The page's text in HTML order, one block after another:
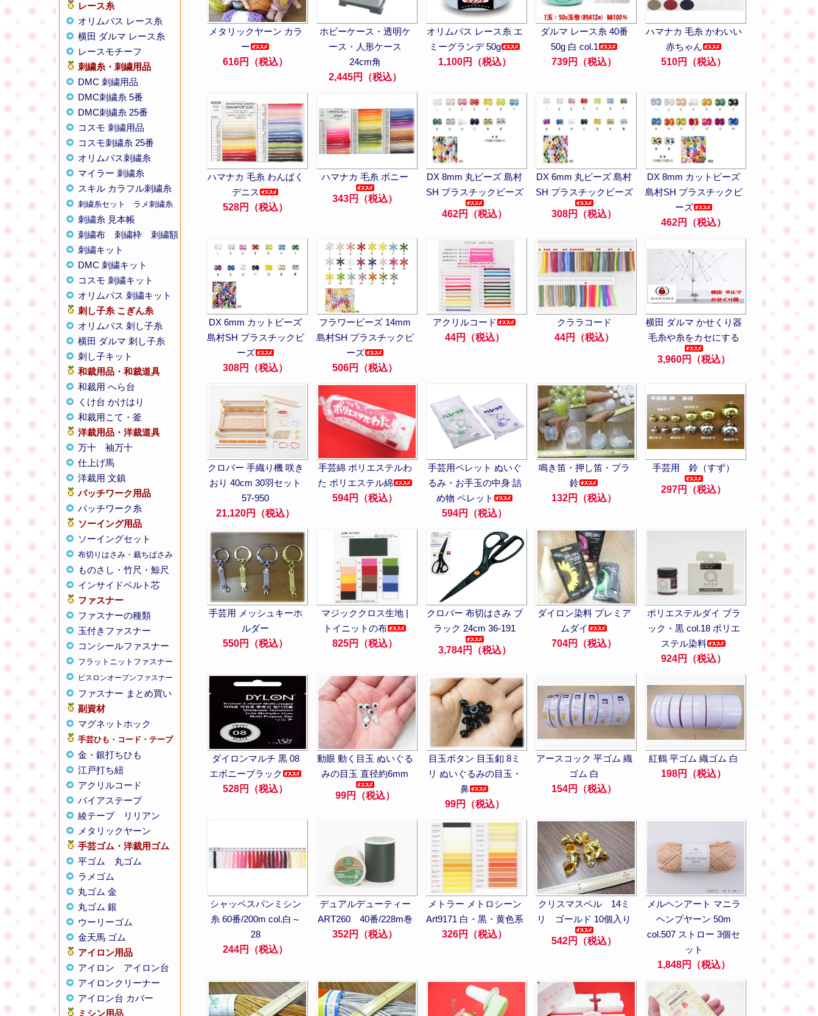
レース糸
オリムパス レース糸
横田 ダルマ レース糸
レースモチーフ
刺繍糸・刺繍用品
DMC 刺繍用品
DMC刺繍糸 5番
DMC刺繍糸 25番
コスモ 刺繍用品
コスモ刺繍糸 25番
オリムパス刺繍糸
マイラー 刺繍糸
スキル カラフル刺繍糸
刺繍糸セット ラメ刺繍糸
刺繍糸 見本帳
刺繍布
刺繍枠
刺繍額
刺繍キット
DMC 刺繍キット
コスモ 刺繍キット
オリムパス 刺繍キット
刺し子糸 こぎん糸
オリムパス 刺し子糸
横田 ダルマ 刺し子糸
刺し子キット
和裁用品・和裁道具
和裁用 へら台
くけ台 かけはり
和裁用こて・釜
洋裁用品・洋裁道具
万十
袖万十
仕上げ馬
洋裁用 文鎮
パッチワーク用品
パッチワーク糸
ソーイング用品
ソーイングセット
布切りはさみ・裁ちばさみ
ものさし・竹尺・鯨尺
インサイドベルト芯
ファスナー
ファスナーの種類
玉付きファスナー
コンシールファスナー
フラットニットファスナー
ビスロンオープンファスナー
ファスナー まとめ買い
副資材
マグネットホック
手芸ひも・コード・テープ
金・銀打ちひも
江戸打ち紐
アクリルコード
バイアステープ
綾テープ
リリアン
メタリックヤーン
手芸ゴム・洋裁用ゴム
平ゴム
丸ゴム
ラメゴム
丸ゴム 金
丸ゴム 銀
ウーリーゴム
金天馬 ゴム
アイロン用品
アイロン
アイロン台
アイロンクリーナー
アイロン台 カバー
ミシン用品
メタリックヤーン カラ
ー
616円（税込）
ホビーケース・透明ケ
ース・人形ケース
24cm角
2,445円（税込）
オリムパス レース糸 エ
ミーグランデ 50g
1,100円（税込）
ダルマ レース糸 40番
50g 白 col.1
739円（税込）
ハマナカ 毛糸 かわいい
赤ちゃん
510円（税込）
ハマナカ 毛糸 わんぱく
デニス
528円（税込）
ハマナカ 毛糸 ボニー
343円（税込）
DX 8mm 丸ビーズ 島村
SH プラスチックビーズ
462円（税込）
DX 6mm 丸ビーズ 島村
SH プラスチックビーズ
308円（税込）
DX 8mm カットビーズ
島村SH プラスチックビ
ーズ
462円（税込）
DX 6mm カットビーズ
島村SH プラスチックビ
ーズ
308円（税込）
フラワービーズ 14mm
島村SH プラスチックビ
ーズ
506円（税込）
アクリルコード
44円（税込）
クララコード
44円（税込）
横田 ダルマ かせくり器
毛糸や糸をカセにする
3,960円（税込）
クロバー 手織り機 咲き
おり 40cm 30羽セット
57-950
21,120円（税込）
手芸綿 ポリエステルわ
た ポリエステル綿
594円（税込）
手芸用ペレット ぬいぐ
るみ・お手玉の中身 詰
め物 ペレット
594円（税込）
鳴き笛・押し笛・プラ
鈴
132円（税込）
手芸用 鈴（すず）
297円（税込）
手芸用 メッシュキーホ
ルダー
550円（税込）
マジッククロス生地 |
トイニットの布
825円（税込）
クロバー 布切はさみ ブ
ラック 24cm 36-191
3,784円（税込）
ダイロン染料 プレミア
ムダイ
704円（税込）
ポリエステルダイ ブラ
ック・黒 col.18 ポリエ
ステル染料
924円（税込）
ダイロンマルチ 黒 08
エボニーブラック
528円（税込）
動眼 動く目玉 ぬいぐる
みの目玉 直径約6mm
99円（税込）
目玉ボタン 目玉釦 8ミ
リ ぬいぐるみの目玉・
鼻
99円（税込）
アースコック 平ゴム 織
ゴム 白
154円（税込）
紅鶴 平ゴム 織ゴム 白
198円（税込）
シャッペスパンミシン
糸 60番/200m col.白～
28
244円（税込）
デュアルデューティー
ART260 40番/228m巻
352円（税込）
メトラー メトロシーン
Art9171 白・黒・黄色系
326円（税込）
クリスマスベル 14ミ
リ ゴールド 10個入り
542円（税込）
メルヘンアート マニラ
ヘンプヤーン 50m
col.507 ストロー 3個セ
ット
1,848円（税込）